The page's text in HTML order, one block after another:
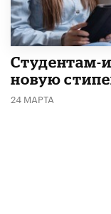
Студентам-
новую
24 МАРТА